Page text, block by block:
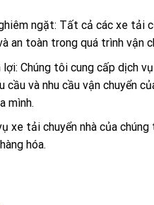
ngặt: Tất cả các xe tải
an toàn trong quá trình vận
Chúng tôi cung cấp dịch
cầu và nhu cầu vận chuyển
mình.
xe tải chuyển nhà của
hóa.